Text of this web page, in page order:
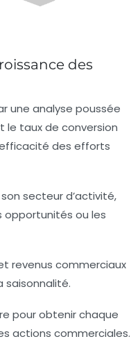
des
une analyse poussée
le taux de conversion
des efforts
secteur d’activité,
opportunités ou les
revenus commerciaux
saisonnalité.
pour obtenir chaque
actions commerciales.